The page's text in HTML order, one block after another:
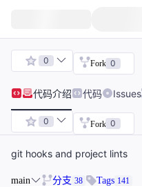
0 Fork 0
代码介绍 代码 Issues
0 Fork 0
git hooks and project lints
main 分支 38 Tags 141